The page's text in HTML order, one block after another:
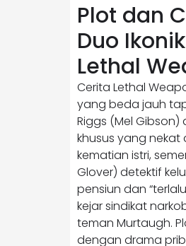
Plot dan
Duo
Lethal
Cerita Lethal
yang beda jauh
Riggs (Mel
khusus yang nekat
kematian istri,
Glover) detektif
pensiun dan
kejar sindikat
teman Murtaugh.
dengan drama